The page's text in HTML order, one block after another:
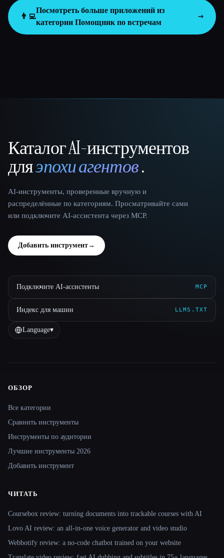
👨‍💻
Посмотреть больше приложений из
категории Помощник по встречам
That AI Collection
Каталог AI-инструментов
дляэпохи агентов.
AI-инструменты, проверенные вручную и
распределённые по категориям. Просматривайте сами
или подключите AI-ассистента через MCP.
Добавить инструмент→
Подключите AI-ассистенты MCP
Индекс для машин LLMS.TXT
Language▾
Site navigation
ОБЗОР
Все категории
Сравнить инструменты
Инструменты по аудитории
Лучшие инструменты 2026
Добавить инструмент
ЧИТАТЬ
Coursebox review: turning documents into trackable courses with AI
Lovo AI review: an all-in-one voice generator and video studio
Webbotify review: a no-code chatbot trained on your website